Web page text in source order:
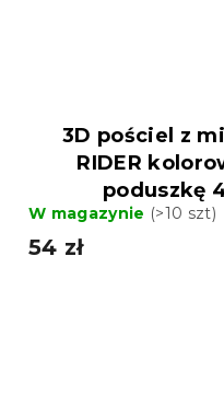
3D pościel z
RIDER
poduszkę
W magazynie (>10 szt)
54 zł